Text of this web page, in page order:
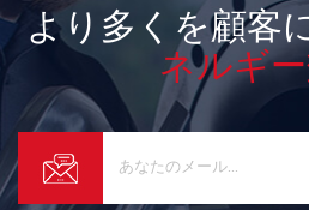
より多くを顧客
ネルギ